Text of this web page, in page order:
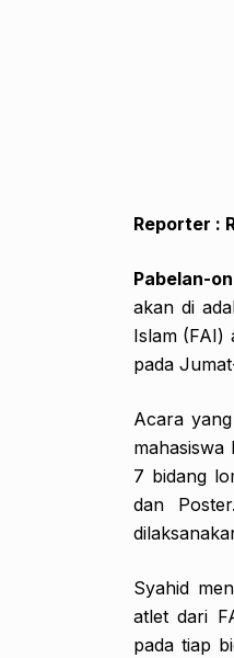
Reporter :
Pabelan-
akan di
Islam (FAI)
pada
Acara
mahasiswa
7 bidang
dan
Syahid
atlet dari
pada tiap